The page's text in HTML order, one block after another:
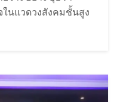
ในแวดวงสังคมชั้นสูง